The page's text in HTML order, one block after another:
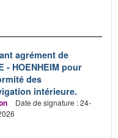
agrément de
- HOENHEIM pour
des
intérieure.
Date de signature : 24-